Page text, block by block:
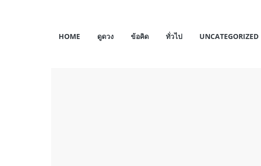
My
HOME ดูดวง ข้อคิด ทั่วไป UNCATEGORIZED